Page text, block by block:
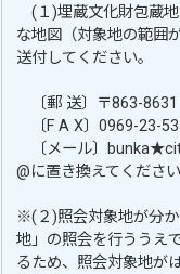
(１)埋蔵文化財包蔵
な地図（対象地の範囲
送付してください。
〔郵 送〕〒863-
〔F A X〕0969-23-
〔メール〕
@に置き換えてください
※(２)照会対象地が分
地」の照会を行ううえ
るため、照会対象地が